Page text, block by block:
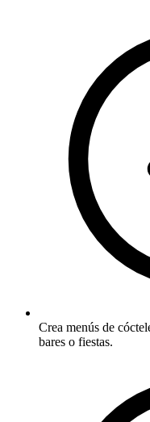
Crea menús de
bares o fiestas.